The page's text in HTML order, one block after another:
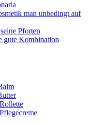
man unbedingt auf
Pforten
gute Kombination